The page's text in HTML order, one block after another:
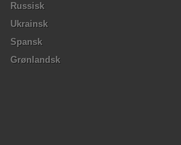
Russisk
Ukrainsk
Spansk
Grønlandsk